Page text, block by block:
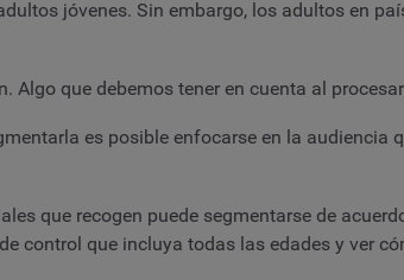
jóvenes. Sin embargo, los adultos en
que debemos tener en cuenta al
es posible enfocarse en la audiencia
que recogen puede segmentarse de
control que incluya todas las edades y ver